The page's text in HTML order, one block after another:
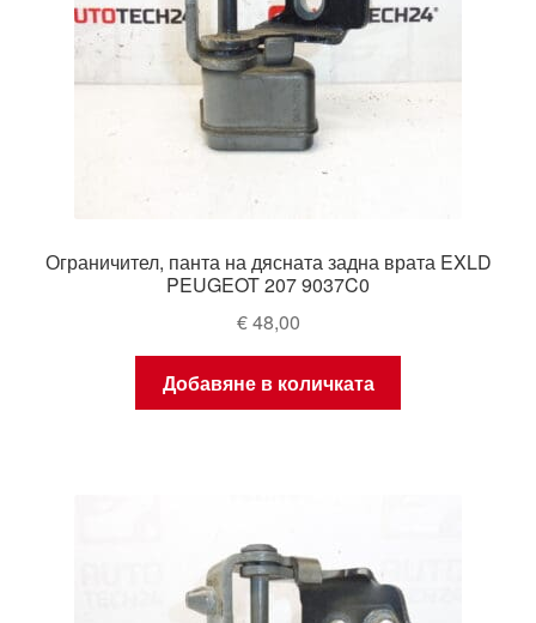
Процедура за рекламации
Ограничител, панта на дясната задна врата EXLD
PEUGEOT 207 9037C0
€48,00
Добавяне в количката